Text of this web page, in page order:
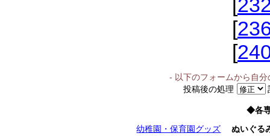
[
[
[
- 以下のフォームから自
投稿後の処理
◆各
幼稚園・保育園グッズ
ぬいぐる